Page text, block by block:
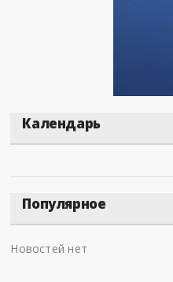
Календарь
Популярное
Новостей нет